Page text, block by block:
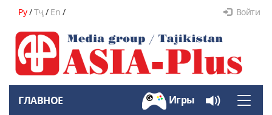
Ру/Тҷ/ En / Войти
Toggle
ГЛАВНОЕ Игры